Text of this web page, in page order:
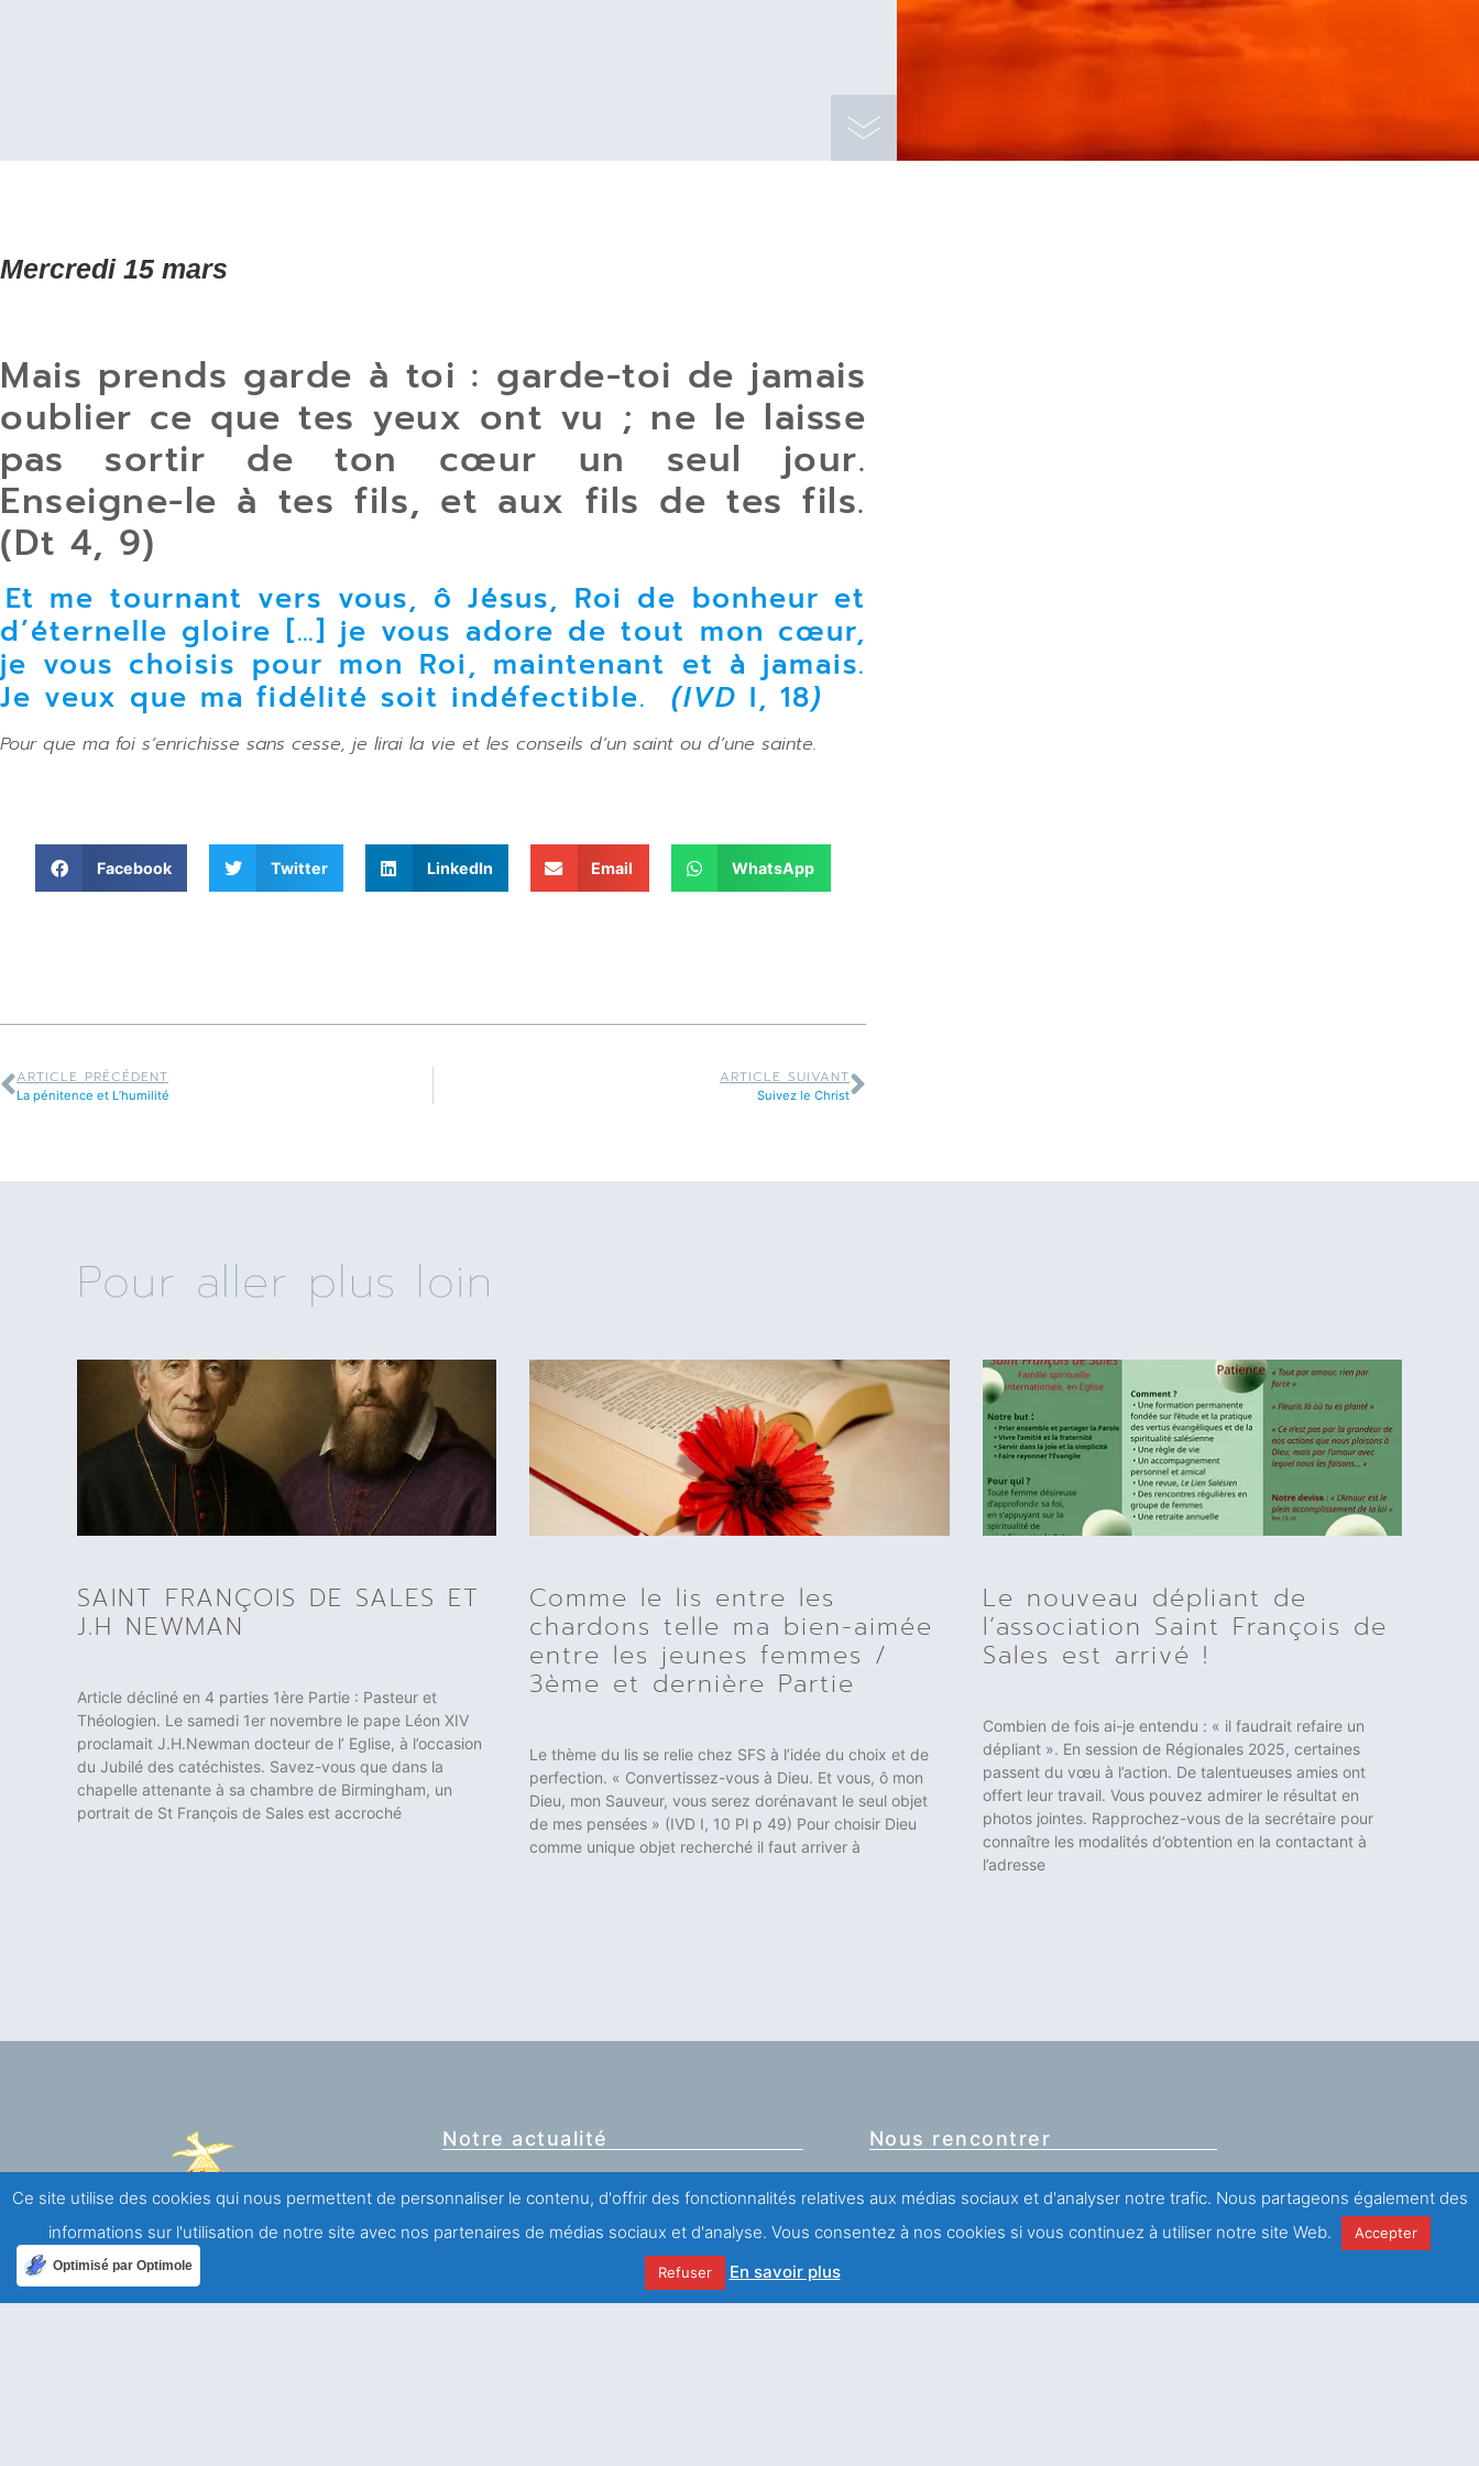
Mercredi 15 mars
Mais prends garde à toi : garde-toi de jamais
oublier ce que tes yeux ont vu ; ne le laisse
pas sortir de ton cœur un seul jour.
Enseigne-le à tes fils, et aux fils de tes fils.
(Dt 4, 9)
Et me tournant vers vous, ô Jésus, Roi de bonheur et
d’éternelle gloire […] je vous adore de tout mon cœur,
je vous choisis pour mon Roi, maintenant et à jamais.
Je veux que ma fidélité soit indéfectible. (IVD I, 18)
Pour que ma foi s’enrichisse sans cesse, je lirai la vie et les conseils d’un saint ou d’une sainte.
Facebook Twitter LinkedIn Email WhatsApp
ARTICLE PRÉCÉDENT
La pénitence et L’humilité
ARTICLE SUIVANT
Suivez le Christ
Pour aller plus loin
SAINT FRANÇOIS DE SALES ET
J.H NEWMAN
Article décliné en 4 parties 1ère Partie : Pasteur et
Théologien. Le samedi 1er novembre le pape Léon XIV
proclamait J.H.Newman docteur de l’ Eglise, à l’occasion
du Jubilé des catéchistes. Savez-vous que dans la
chapelle attenante à sa chambre de Birmingham, un
portrait de St François de Sales est accroché
Comme le lis entre les
chardons telle ma bien-aimée
entre les jeunes femmes /
3ème et dernière Partie
Le thème du lis se relie chez SFS à l’idée du choix et de
perfection. « Convertissez-vous à Dieu. Et vous, ô mon
Dieu, mon Sauveur, vous serez dorénavant le seul objet
de mes pensées » (IVD I, 10 Pl p 49) Pour choisir Dieu
comme unique objet recherché il faut arriver à
Le nouveau dépliant de
l’association Saint François de
Sales est arrivé !
Combien de fois ai-je entendu : « il faudrait refaire un
dépliant ». En session de Régionales 2025, certaines
passent du vœu à l’action. De talentueuses amies ont
offert leur travail. Vous pouvez admirer le résultat en
photos jointes. Rapprochez-vous de la secrétaire pour
connaître les modalités d’obtention en la contactant à
l’adresse
Association Saint François de Sales
Mouvement de laïcs de spiritualité salésienne
Notre actualité
Un si grand réconfort !
Nous rencontrer
57-59, rue Léon Frot,
75011 PARIS (France)
Toutes nos implantationsici.
Ce site utilise des cookies qui nous permettent de personnaliser le contenu, d'offrir des fonctionnalités relatives aux médias sociaux et d'analyser notre trafic. Nous partageons également des
informations sur l'utilisation de notre site avec nos partenaires de médias sociaux et d'analyse. Vous consentez à nos cookies si vous continuez à utiliser notre site Web.
Accepter
Refuser En savoir plus
Optimisé par Optimole